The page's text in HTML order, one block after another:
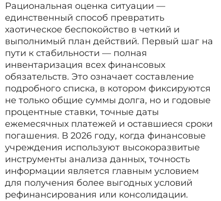
Рациональная оценка ситуации —
единственный способ превратить
хаотическое беспокойство в четкий и
выполнимый план действий. Первый шаг на
пути к стабильности — полная
инвентаризация всех финансовых
обязательств. Это означает составление
подробного списка, в котором фиксируются
не только общие суммы долга, но и годовые
процентные ставки, точные даты
ежемесячных платежей и оставшиеся сроки
погашения. В 2026 году, когда финансовые
учреждения используют высокоразвитые
инструменты анализа данных, точность
информации является главным условием
для получения более выгодных условий
рефинансирования или консолидации.